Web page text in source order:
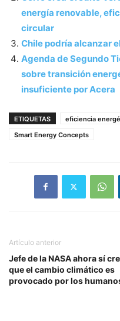
energía renovable,
circular
Chile podría alcanzar
Agenda de Segundo
sobre transición
insuficiente por Acera
ETIQUETAS eficiencia
Smart Energy Concepts
Artículo anterior
Jefe de la NASA ahora sí
que el cambio climático es
provocado por los